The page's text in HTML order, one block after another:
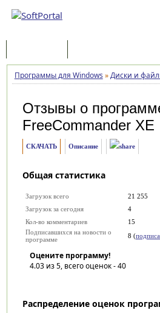
Программы для Windows »Диски и
Отзывы о
FreeCommander XE
СКАЧАТЬ Описание
Общая статистика
Загрузок всего
21 255
Загрузок за сегодня
4
Кол-во комментариев
15
Подписавшихся на новости о
программе
8 (
Оцените программу!
4.03из 5, всего оценок -40
Распределение оценок